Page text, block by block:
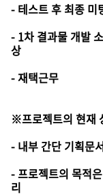
- 테스트 후 최종 미
- 1차 결과물 개발
상
- 재택근무
※프로젝트의 현재
- 내부 간단 기획문
- 프로젝트의 목적
리